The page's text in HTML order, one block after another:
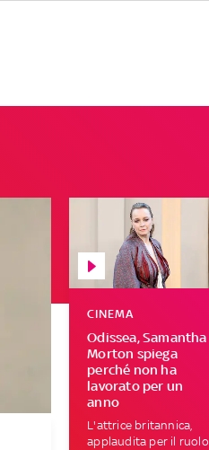
Odissea, Samantha
Morton spiega
perché non ha
lavorato per un
anno
CINEMA
L'attrice britannica,
applaudita per il ruolo